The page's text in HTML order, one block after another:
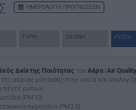
ΗΜΕΡΟΛΟΓΙΟ ΠΡΟΓΝΩΣΕΩΝ
ΓΥΡΗ ΣΚΟΝΗ ΡΥΠΟΙ
Δείκτης Ποιότητας του Αέρα (Air
της αέριας ρύπανσης στην υγεία και
ρύπων:
(PM10)
σωματίδια (PM2.5)